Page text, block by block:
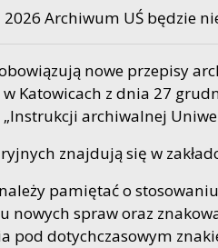
Archiwum UŚ będzie
nowe przepisy
Katowicach z dnia 27
archiwalnej
znajdują się w
pamiętać o
nowych spraw oraz
pod dotychczasowym